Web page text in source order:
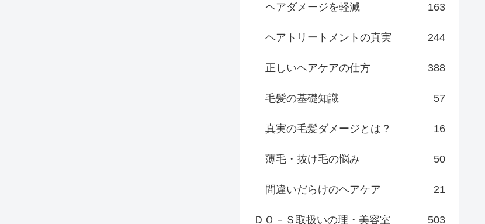
ヘアダメージを軽減 163
ヘアトリートメントの真実 244
正しいヘアケアの仕方 388
毛髪の基礎知識 57
真実の毛髪ダメージとは？ 16
薄毛・抜け毛の悩み 50
間違いだらけのヘアケア 21
ＤＯ－Ｓ取扱いの理・美容室 503